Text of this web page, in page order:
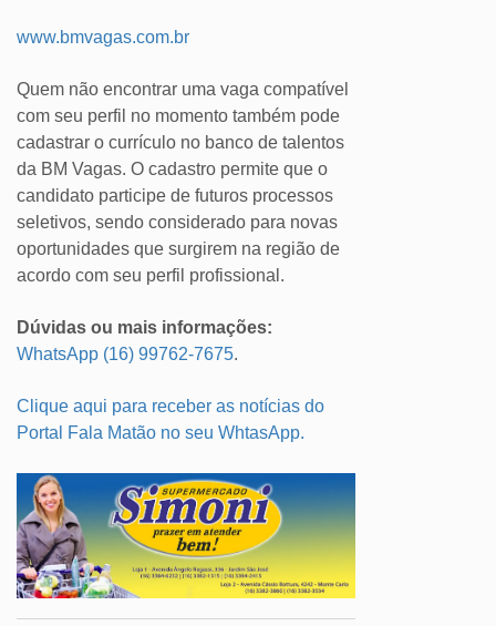
www.bmvagas.com.br
Quem não encontrar uma vaga compatível
com seu perfil no momento também pode
cadastrar o currículo no banco de talentos
da BM Vagas. O cadastro permite que o
candidato participe de futuros processos
seletivos, sendo considerado para novas
oportunidades que surgirem na região de
acordo com seu perfil profissional.
Dúvidas ou mais informações:
WhatsApp (16) 99762-7675.
Clique aqui para receber as notícias do
Portal Fala Matão no seu WhtasApp.